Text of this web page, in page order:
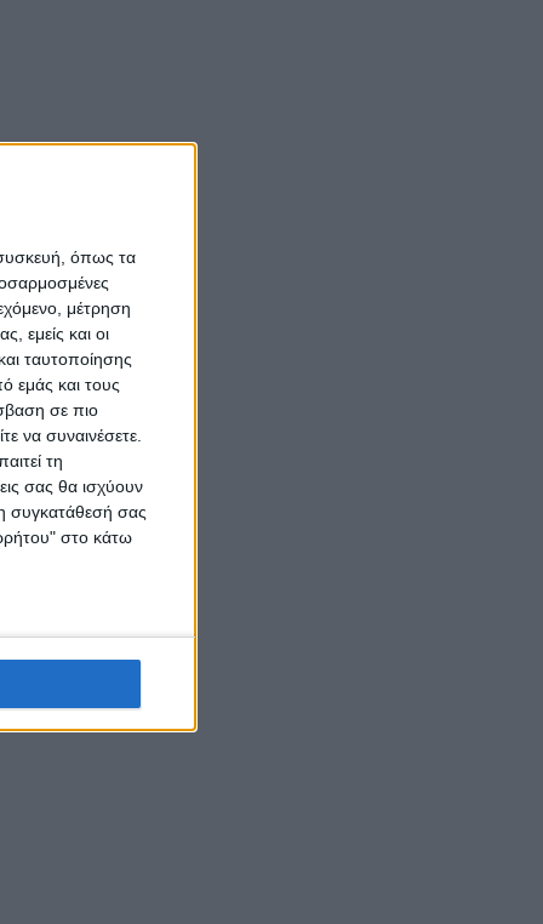
όπως τα
μέτρηση
εμείς και οι
ταυτοποίησης
εμάς και τους
σε πιο
να συναινέσετε.
τη
σας θα ισχύουν
συγκατάθεσή σας
στο κάτω